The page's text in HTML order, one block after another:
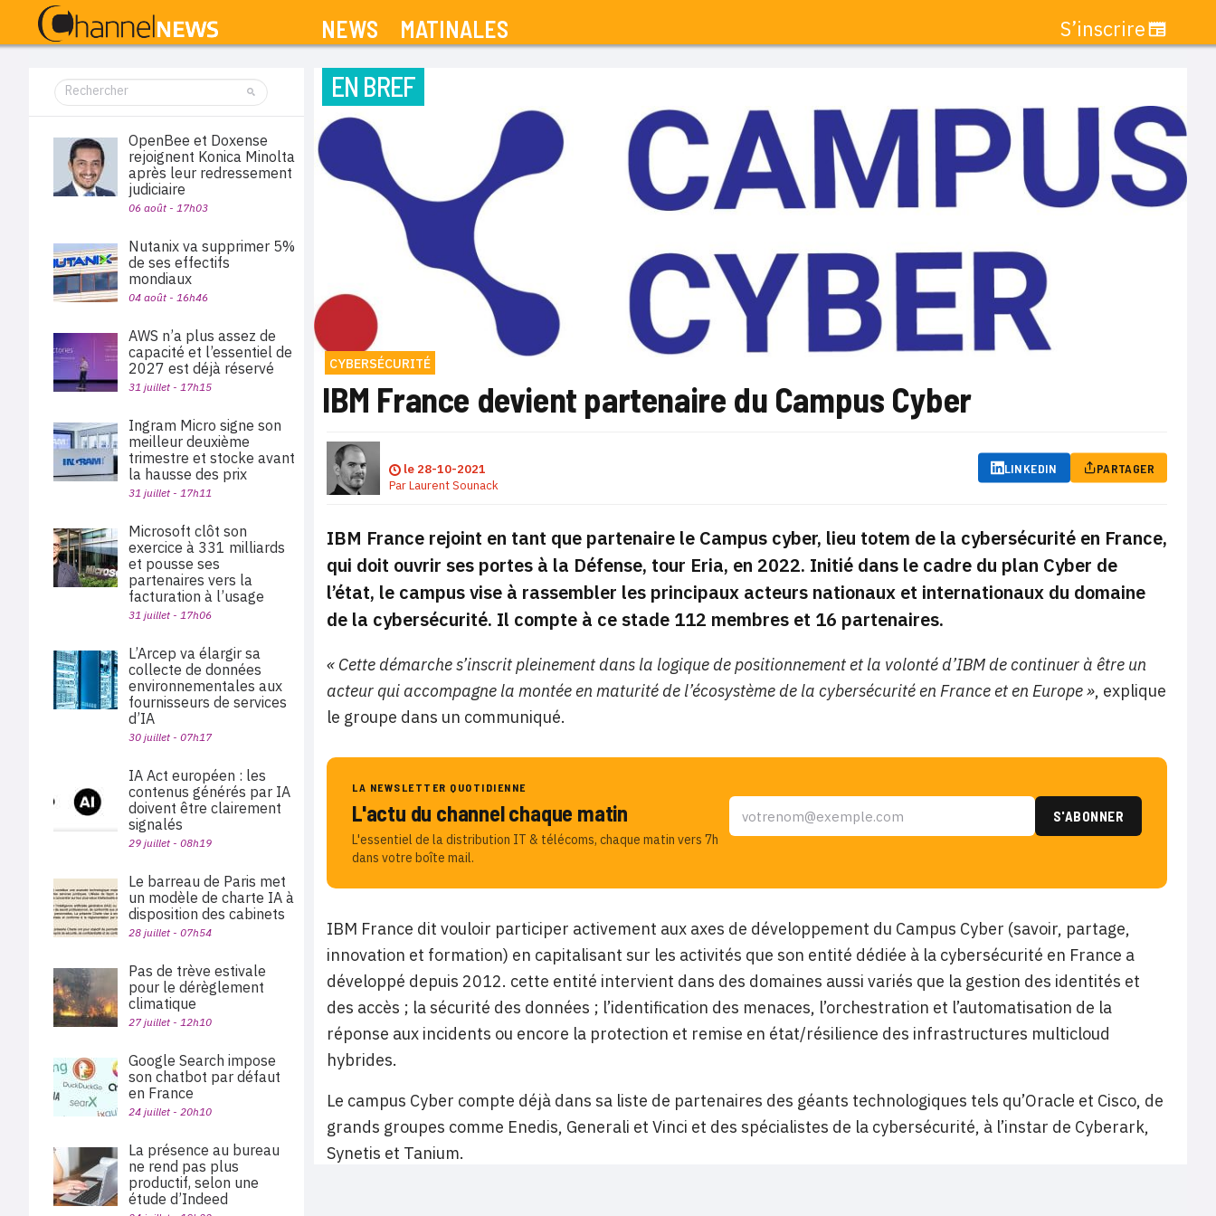
NEWS MATINALES S’inscrire
EN BREF
CYBERSÉCURITÉ
IBM France devient partenaire du Campus Cyber
le 28-10-2021
ParLaurent Sounack
LINKEDIN PARTAGER
IBM France rejoint en tant que partenaire le Campus cyber, lieu totem de la cybersécurité en France,
qui doit ouvrir ses portes à la Défense, tour Eria, en 2022. Initié dans le cadre du plan Cyber de
l’état, le campus vise à rassembler les principaux acteurs nationaux et internationaux du domaine
de la cybersécurité. Il compte à ce stade 112 membres et 16 partenaires.
« Cette démarche s’inscrit pleinement dans la logique de positionnement et la volonté d’IBM de continuer à être un
acteur qui accompagne la montée en maturité de l’écosystème de la cybersécurité en France et en Europe », explique
le groupe dans un communiqué.
LA NEWSLETTER QUOTIDIENNE
L'actu du channel chaque matin
L'essentiel de la distribution IT & télécoms, chaque matin vers 7h
dans votre boîte mail.
IBM France dit vouloir participer activement aux axes de développement du Campus Cyber (savoir, partage,
innovation et formation) en capitalisant sur les activités que son entité dédiée à la cybersécurité en France a
développé depuis 2012. cette entité intervient dans des domaines aussi variés que la gestion des identités et
des accès ; la sécurité des données ; l’identification des menaces, l’orchestration et l’automatisation de la
réponse aux incidents ou encore la protection et remise en état/résilience des infrastructures multicloud
hybrides.
Le campus Cyber compte déjà dans sa liste de partenaires des géants technologiques tels qu’Oracle et Cisco, de
grands groupes comme Enedis, Generali et Vinci et des spécialistes de la cybersécurité, à l’instar de Cyberark,
Synetis et Tanium.
OpenBee et Doxense
rejoignent Konica Minolta
après leur redressement
judiciaire
06 août - 17h03
Nutanix va supprimer 5%
de ses effectifs
mondiaux
04 août - 16h46
AWS n’a plus assez de
capacité et l’essentiel de
2027 est déjà réservé
31 juillet - 17h15
Ingram Micro signe son
meilleur deuxième
trimestre et stocke avant
la hausse des prix
31 juillet - 17h11
Microsoft clôt son
exercice à 331 milliards
et pousse ses
partenaires vers la
facturation à l’usage
31 juillet - 17h06
L’Arcep va élargir sa
collecte de données
environnementales aux
fournisseurs de services
d’IA
30 juillet - 07h17
IA Act européen : les
contenus générés par IA
doivent être clairement
signalés
29 juillet - 08h19
Le barreau de Paris met
un modèle de charte IA à
disposition des cabinets
28 juillet - 07h54
Pas de trève estivale
pour le dérèglement
climatique
27 juillet - 12h10
Google Search impose
son chatbot par défaut
en France
24 juillet - 20h10
La présence au bureau
ne rend pas plus
productif, selon une
étude d’Indeed